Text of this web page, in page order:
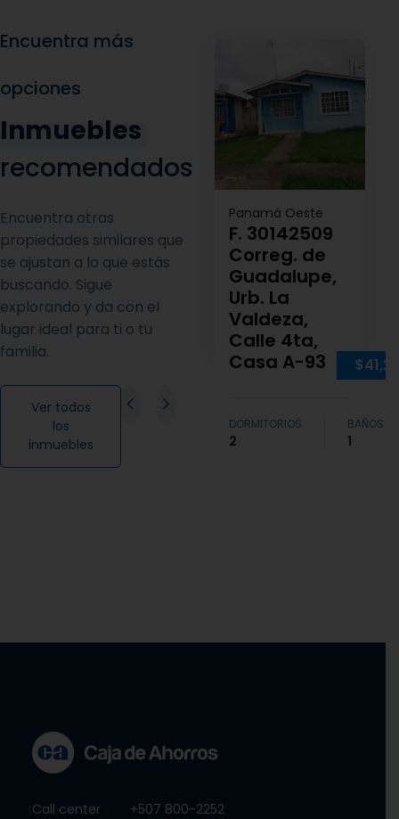
Encuentra más
opciones
Inmuebles
recomendados
Encuentra otras
propiedades similares que
se ajustan a lo que estás
buscando. Sigue
explorando y da con el
lugar ideal para ti o tu
familia.
Ver todos
los
inmuebles
Panamá Oeste
F. 30142509
Correg. de
Guadalupe,
Urb. La
Valdeza,
Calle 4ta,
Casa A-93
DORMITORIOS
2
BAÑOS
1
Call center
+507 800-2252